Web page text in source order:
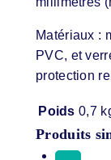
Matériaux :
PVC, et
protection
Poids 0,7
Produits